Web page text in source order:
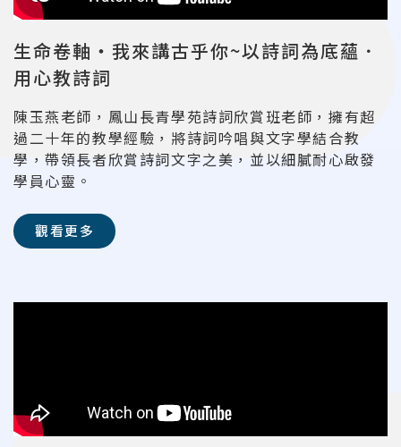
生命卷軸‧我來講古乎你~以詩詞為底蘊．
用心教詩詞
陳玉燕老師，鳳山長青學苑詩詞欣賞班老師，擁有超
過二十年的教學經驗，將詩詞吟唱與文字學結合教
學，帶領長者欣賞詩詞文字之美，並以細膩耐心啟發
學員心靈。
觀看更多